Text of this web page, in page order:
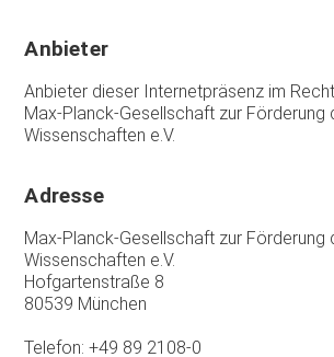
Anbieter
Anbieter dieser Internetpräsenz im
Max-Planck-Gesellschaft zur Förderung
Wissenschaften e.V.
Adresse
Max-Planck-Gesellschaft zur Förderung
Wissenschaften e.V.
Hofgartenstraße 8
80539 München
Telefon: +49 89 2108-0